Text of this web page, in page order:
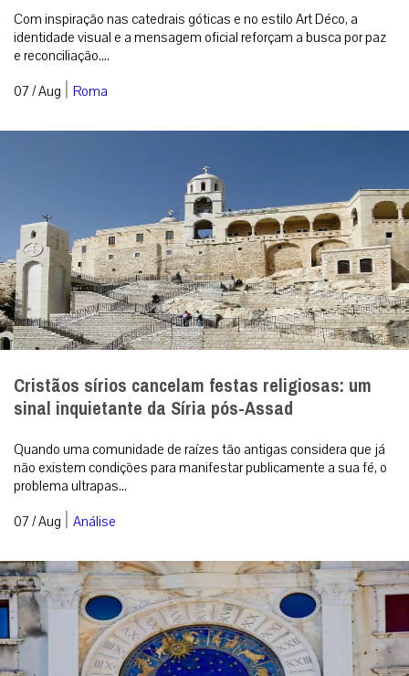
Com inspiração nas catedrais góticas e no estilo Art Déco, a
identidade visual e a mensagem oficial reforçam a busca por paz
e reconciliação....
07 / Aug | Roma
Cristãos sírios cancelam festas religiosas: um
sinal inquietante da Síria pós-Assad
Quando uma comunidade de raízes tão antigas considera que já
não existem condições para manifestar publicamente a sua fé, o
problema ultrapas...
07 / Aug | Análise